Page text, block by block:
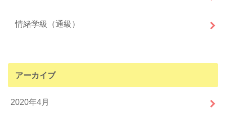
情緒学級（通級）
アーカイブ
2020年4月